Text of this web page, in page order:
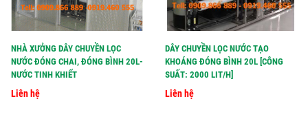
NHÀ XƯỞNG DÂY CHUYỀN LỌC
NƯỚC ĐÓNG CHAI, ĐÓNG BÌNH 20L-
NƯỚC TINH KHIẾT
Liên hệ
DÂY CHUYỀN LỌC NƯỚC TẠO
KHOÁNG ĐÓNG BÌNH 20L [CÔNG
SUẤT: 2000 LIT/H]
Liên hệ